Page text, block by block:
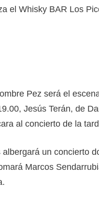
el Whisky BAR Los
Pez será el
Jesús Terán, de
al concierto de la
un concierto
Marcos